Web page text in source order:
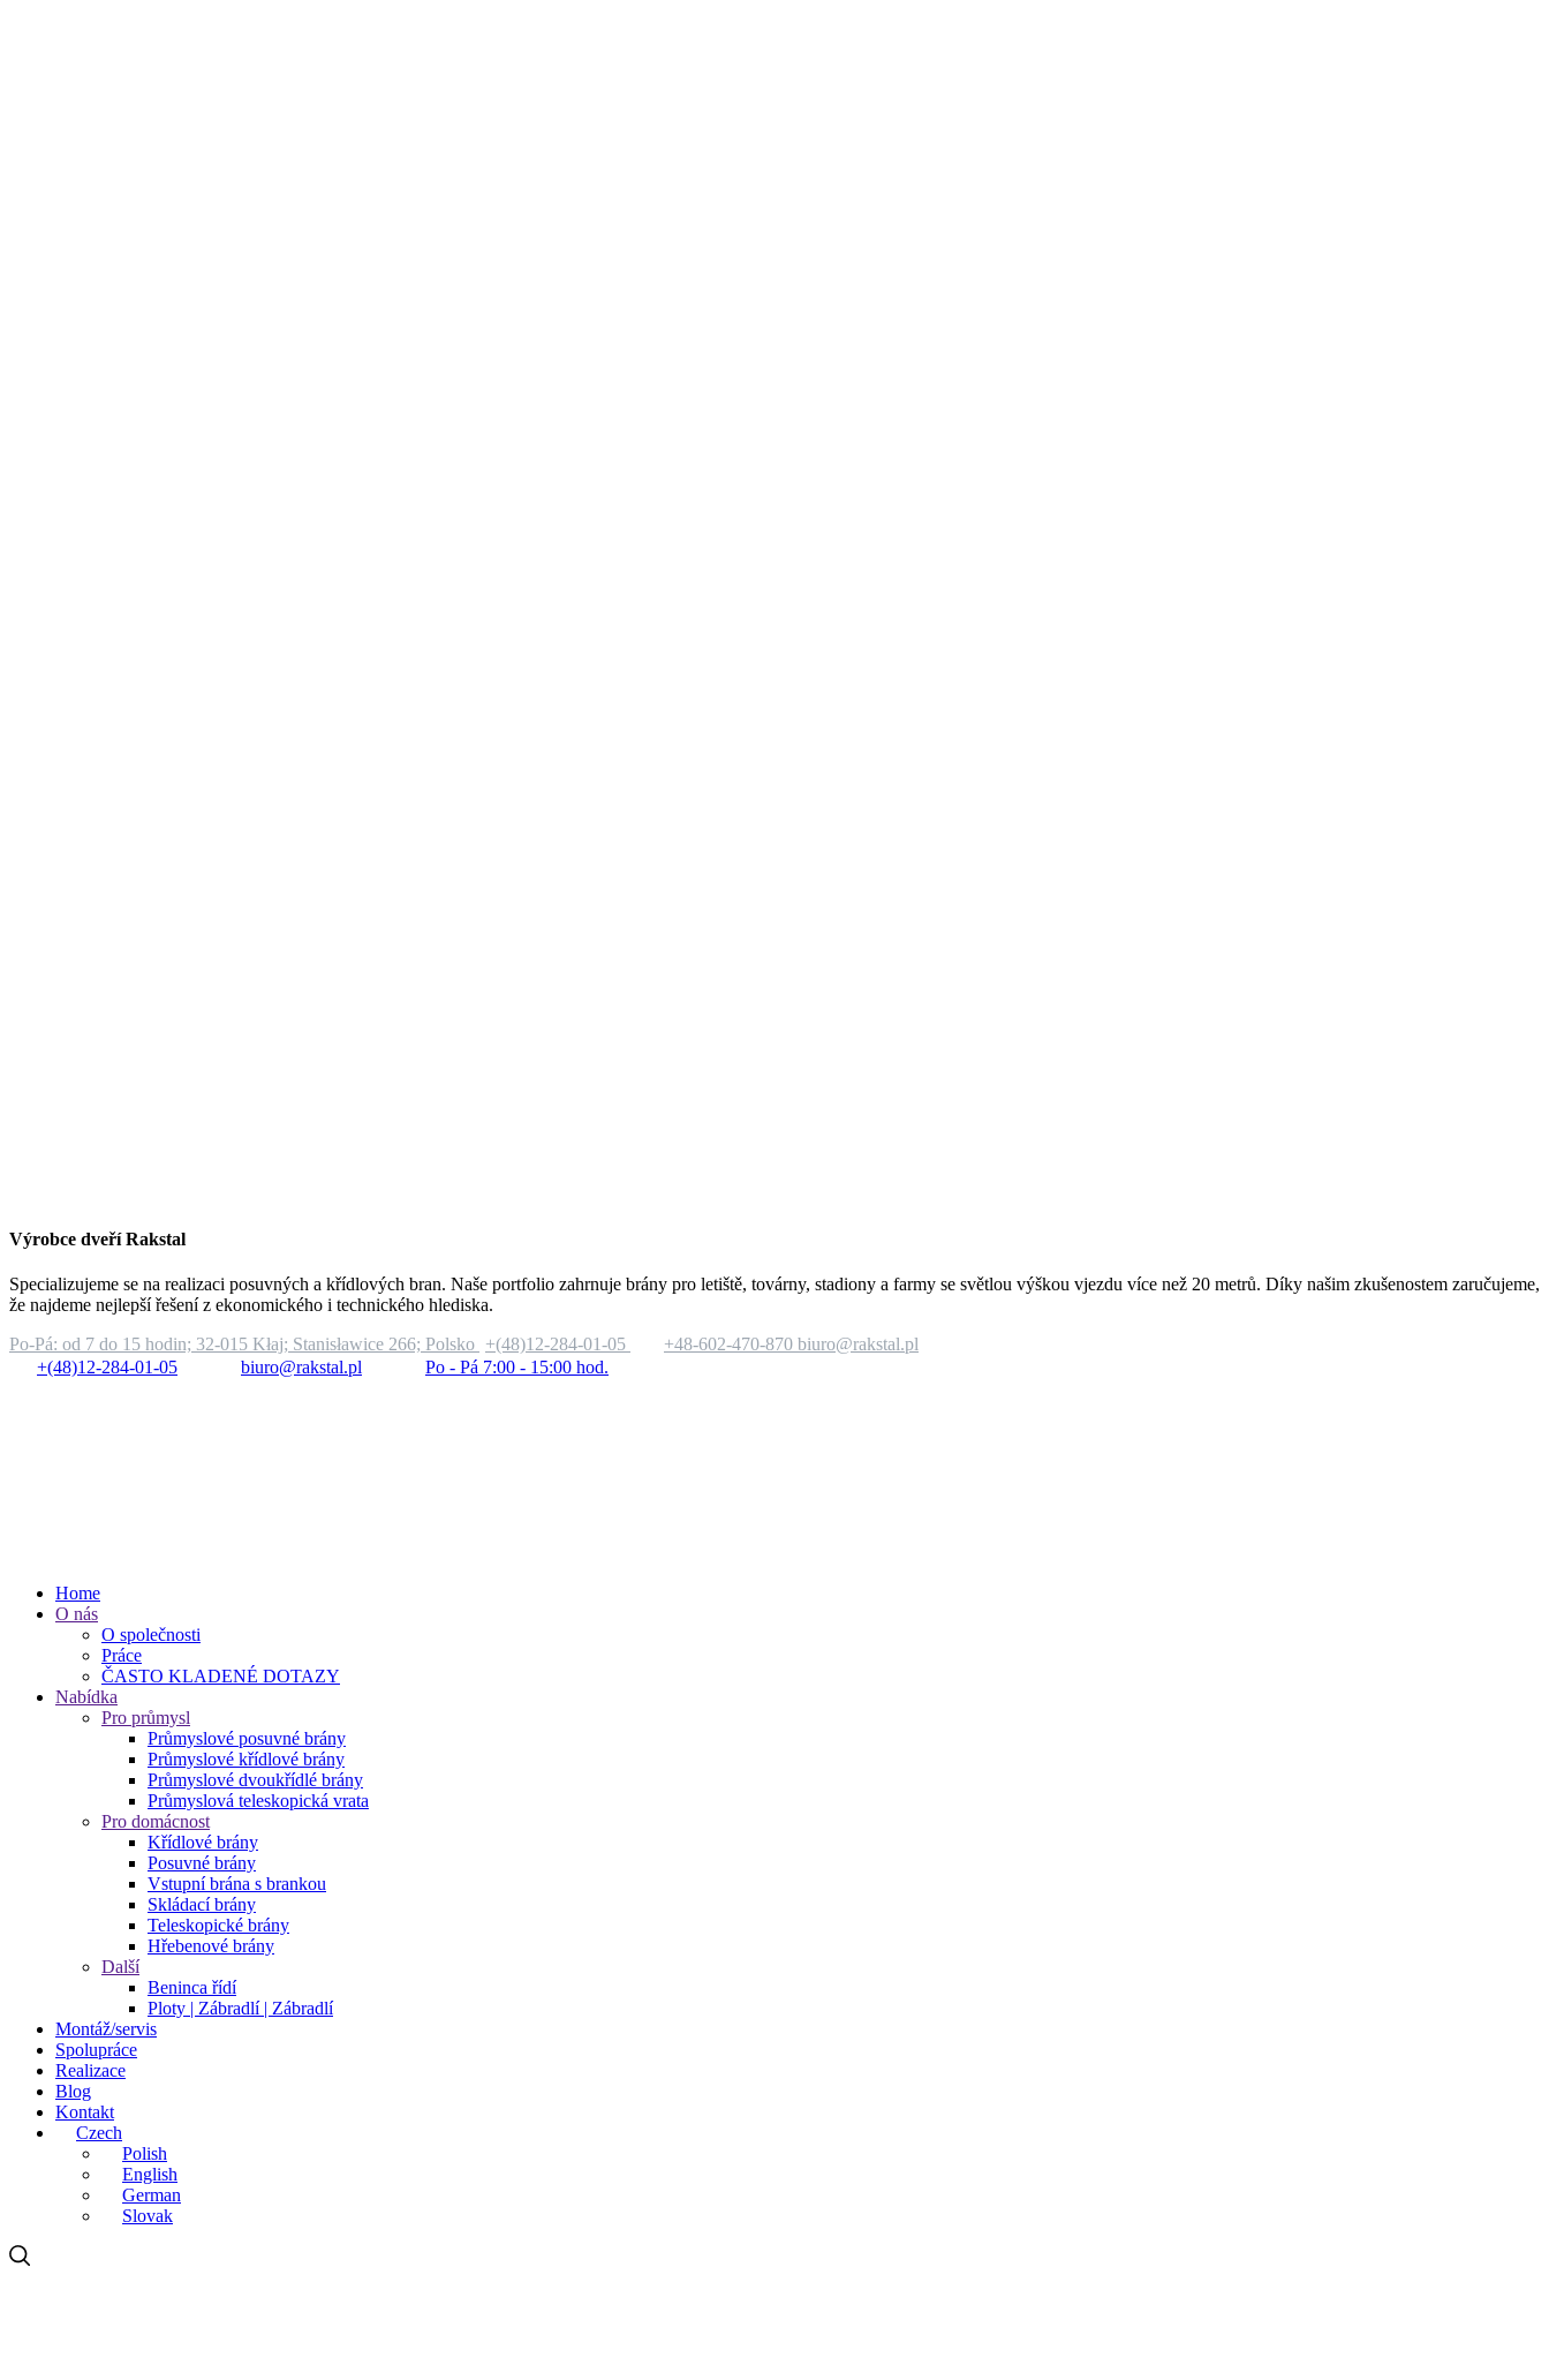
Výrobce dveří Rakstal
Specializujeme se na realizaci posuvných a křídlových bran. Naše portfolio zahrnuje brány pro letiště, továrny, stadiony a farmy se světlou výškou vjezdu více než 20 metrů. Díky našim zkušenostem zaručujeme,
že najdeme nejlepší řešení z ekonomického i technického hlediska.
Po-Pá: od 7 do 15 hodin; 32-015 Kłaj; Stanisławice 266; Polsko +(48)12-284-01-05 +48-602-470-870 biuro@rakstal.pl
+(48)12-284-01-05
biuro@rakstal.pl Po - Pá 7:00 - 15:00 hod.
Home
O nás
O společnosti
Práce
ČASTO KLADENÉ DOTAZY
Nabídka
Pro průmysl
Průmyslové posuvné brány
Průmyslové křídlové brány
Průmyslové dvoukřídlé brány
Průmyslová teleskopická vrata
Pro domácnost
Křídlové brány
Posuvné brány
Vstupní brána s brankou
Skládací brány
Teleskopické brány
Hřebenové brány
Další
Beninca řídí
Ploty | Zábradlí | Zábradlí
Montáž/servis
Spolupráce
Realizace
Blog
Kontakt
Czech
Polish
English
German
Slovak